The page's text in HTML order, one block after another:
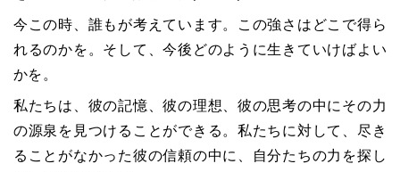
今この時、誰もが考えています。この強さはどこで得ら
れるのかを。そして、今後どのように生きていけばよい
かを。
私たちは、彼の記憶、彼の理想、彼の思考の中にその力
の源泉を見つけることができる。私たちに対して、尽き
ることがなかった彼の信頼の中に、自分たちの力を探し